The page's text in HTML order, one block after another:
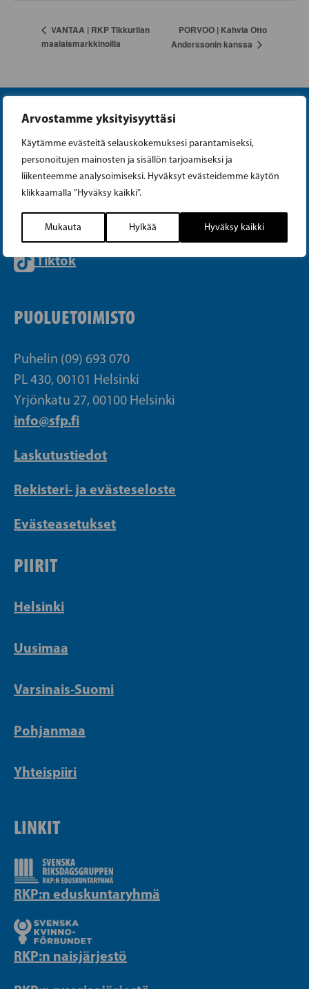
Arvostamme yksityisyyttäsi
Käytämme evästeitä selauskokemuksesi parantamiseksi,
personoitujen mainosten ja sisällön tarjoamiseksi ja
liikenteemme analysoimiseksi. Hyväksyt evästeidemme käytön
klikkaamalla ”Hyväksy kaikki”.
Mukauta Hylkää Hyväksy kaikki
VANTAA | RKP Tikkurilan
maalaismarkkinoilla
PORVOO | Kahvia Otto
Anderssonin kanssa
Instagram
Facebook
Tiktok
PUOLUETOIMISTO
Puhelin (09) 693 070
PL 430, 00101 Helsinki
Yrjönkatu 27, 00100 Helsinki
info@sfp.fi
Laskutustiedot
Rekisteri- ja evästeseloste
Evästeasetukset
PIIRIT
Helsinki
Uusimaa
Varsinais-Suomi
Pohjanmaa
Yhteispiiri
LINKIT
RKP:n eduskuntaryhmä
RKP:n naisjärjestö